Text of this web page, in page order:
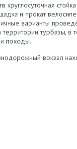
круглосуточная
и прокат
варианты
турбазы, в
походы.
вокзал